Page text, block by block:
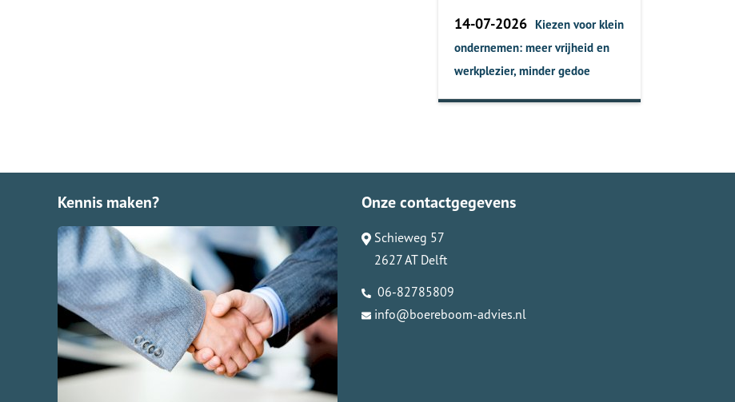
14-07-2026 Kiezen voor klein
ondernemen: meer vrijheid en
werkplezier, minder gedoe
Kennis maken? Onze contactgegevens
Schieweg 57
2627 AT Delft
06-82785809
info@boereboom-advies.nl